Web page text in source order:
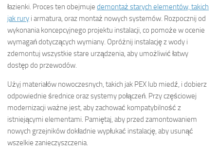
łazienki. Proces ten obejmuje demontaż starych elementów, takich
jak rury i armatura, oraz montaż nowych systemów. Rozpocznij od
wykonania koncepcyjnego projektu instalacji, co pomoże w ocenie
wymagań dotyczących wymiany. Opróżnij instalację z wody i
zdemontuj wszystkie stare urządzenia, aby umożliwić łatwy
dostęp do przewodów.
Użyj materiałów nowoczesnych, takich jak PEX lub miedź, i dobierz
odpowiednie średnice oraz systemy połączeń. Przy częściowej
modernizacji ważne jest, aby zachować kompatybilność z
istniejącymi elementami. Pamiętaj, aby przed zamontowaniem
nowych grzejników dokładnie wypłukać instalację, aby usunąć
wszelkie zanieczyszczenia.